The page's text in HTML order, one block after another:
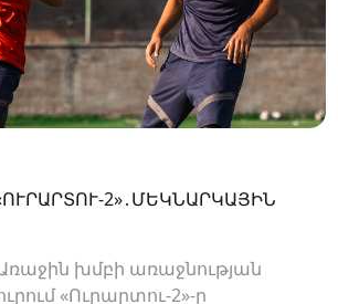
2»․ՄԵԿՆԱՐԿԱՅԻՆ
խմբի առաջնության
«Ուրարտու-2»-ը